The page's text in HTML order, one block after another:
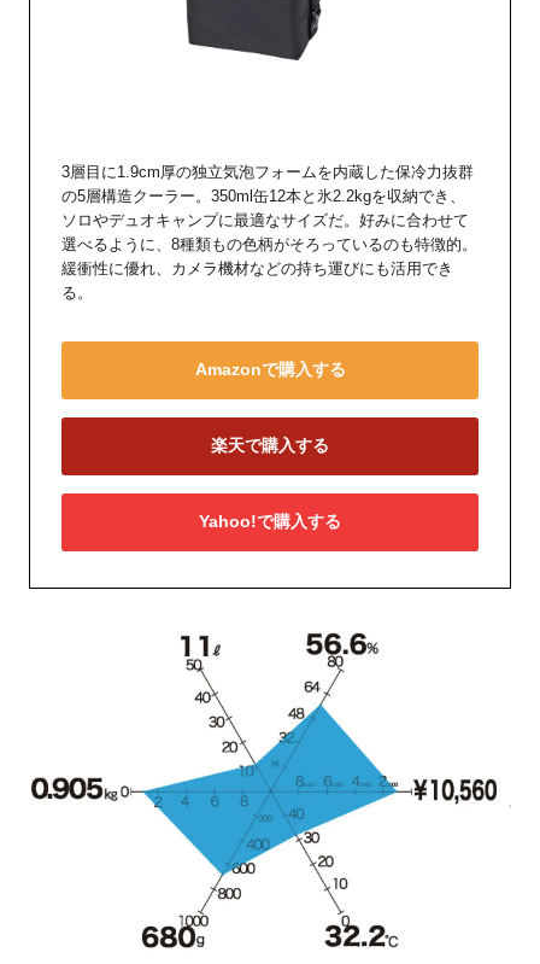
3層目に1.9cm厚の独立気泡フォームを内蔵した保冷力抜群
の5層構造クーラー。350ml缶12本と氷2.2kgを収納でき、
ソロやデュオキャンプに最適なサイズだ。好みに合わせて
選べるように、8種類もの色柄がそろっているのも特徴的。
緩衝性に優れ、カメラ機材などの持ち運びにも活用でき
る。
Amazonで購入する
楽天で購入する
Yahoo!で購入する